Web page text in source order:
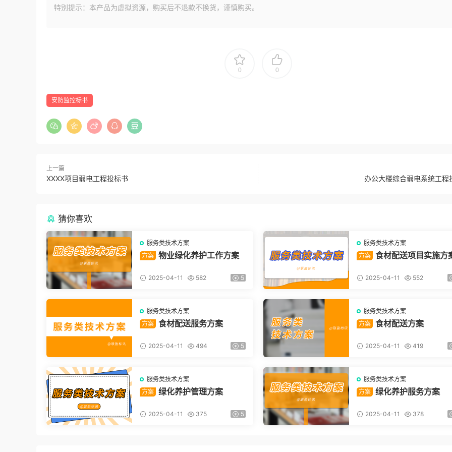
特别提示：本产品为虚拟资源，购买后不退款不换货，谨慎购买。
0 0
安防监控标书
上一篇
XXXX项目弱电工程投标书 办公大楼综合弱电系统工程
猜你喜欢
服务类技术方案
方案 物业绿化养护工作方案
2025-04-11 582 5
服务类技术方案
方案 食材配送项目实施方
2025-04-11 552
服务类技术方案
方案 食材配送服务方案
2025-04-11 494 5
服务类技术方案
方案 食材配送方案
2025-04-11 419
服务类技术方案
方案 绿化养护管理方案
2025-04-11 375 5
服务类技术方案
方案 绿化养护服务方案
2025-04-11 378